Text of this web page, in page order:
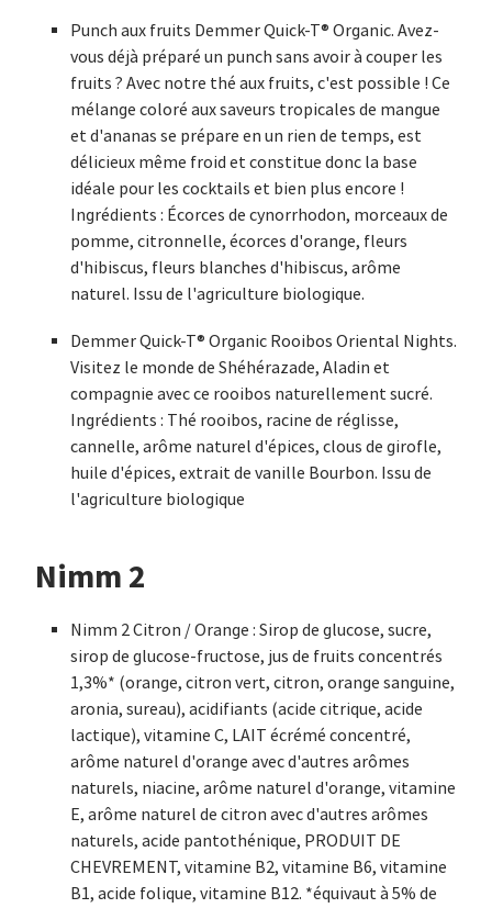
Punch aux fruits Demmer Quick-T® Organic. Avez-
vous déjà préparé un punch sans avoir à couper les
fruits ? Avec notre thé aux fruits, c'est possible ! Ce
mélange coloré aux saveurs tropicales de mangue
et d'ananas se prépare en un rien de temps, est
délicieux même froid et constitue donc la base
idéale pour les cocktails et bien plus encore !
Ingrédients : Écorces de cynorrhodon, morceaux de
pomme, citronnelle, écorces d'orange, fleurs
d'hibiscus, fleurs blanches d'hibiscus, arôme
naturel. Issu de l'agriculture biologique.
Demmer Quick-T® Organic Rooibos Oriental Nights.
Visitez le monde de Shéhérazade, Aladin et
compagnie avec ce rooibos naturellement sucré.
Ingrédients : Thé rooibos, racine de réglisse,
cannelle, arôme naturel d'épices, clous de girofle,
huile d'épices, extrait de vanille Bourbon. Issu de
l'agriculture biologique
Nimm 2
Nimm 2 Citron / Orange : Sirop de glucose, sucre,
sirop de glucose-fructose, jus de fruits concentrés
1,3%* (orange, citron vert, citron, orange sanguine,
aronia, sureau), acidifiants (acide citrique, acide
lactique), vitamine C, LAIT écrémé concentré,
arôme naturel d'orange avec d'autres arômes
naturels, niacine, arôme naturel d'orange, vitamine
E, arôme naturel de citron avec d'autres arômes
naturels, acide pantothénique, PRODUIT DE
CHEVREMENT, vitamine B2, vitamine B6, vitamine
B1, acide folique, vitamine B12. *équivaut à 5% de